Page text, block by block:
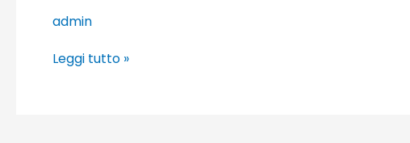
admin
Leggi tutto »